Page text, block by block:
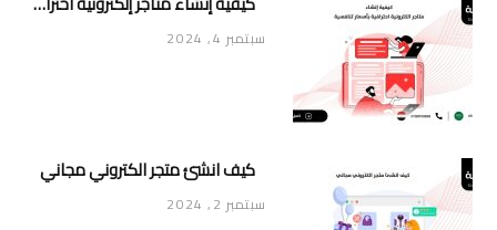
سبتمبر 4, 2024
كيف انشئ متجر الكتروني مجاني
سبتمبر 2, 2024